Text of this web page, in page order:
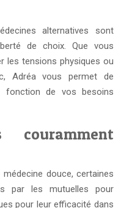
alternatives sont
de choix. Que vous
les tensions physiques ou
Adréa vous permet de
fonction de vos besoins
couramment
douce, certaines
par les mutuelles pour
pour leur efficacité dans